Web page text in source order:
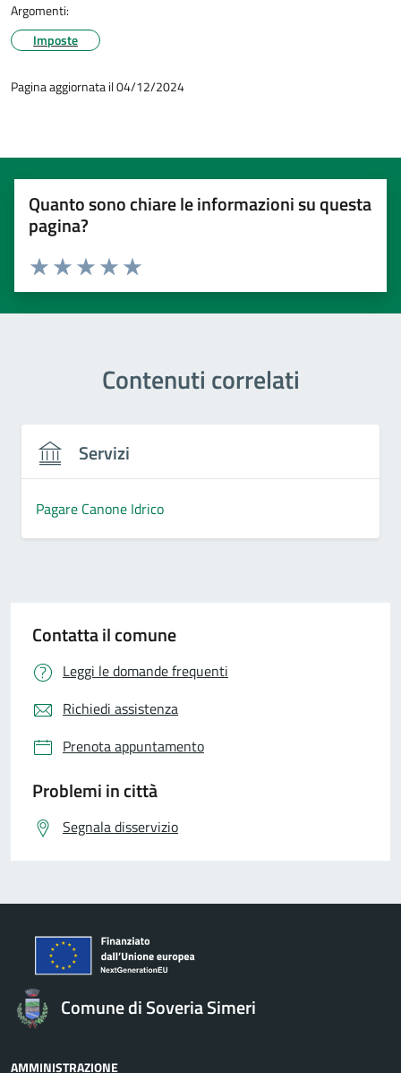
Argomenti:
Imposte
Pagina aggiornata il 04/12/2024
Quanto sono chiare le informazioni su questa
pagina?
Valuta 5 stelle su 5
Valuta 4 stelle su 5
Valuta 3 stelle su 5
Valuta 2 stelle su 5
Valuta 1 stelle su 5
Contenuti correlati
Servizi
Pagare Canone Idrico
Contatta il comune
Leggi le domande frequenti
Richiedi assistenza
Prenota appuntamento
Problemi in città
Segnala disservizio
Comune di Soveria Simeri
AMMINISTRAZIONE